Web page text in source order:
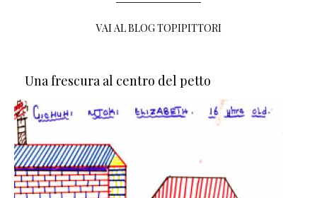
VAI AL BLOG TOPIPITTORI
Una frescura al centro del petto